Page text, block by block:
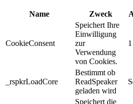
Name Zweck
CookieConsent
Speichert Ihre
Einwilligung
zur
Verwendung
von Cookies.
_rspkrLoadCore
Bestimmt ob
ReadSpeaker
geladen wird
Speichert die